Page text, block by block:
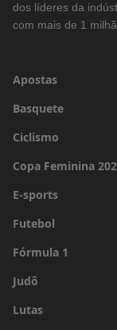
dos líderes da
com mais de 1
Apostas
Basquete
Ciclismo
Copa Feminina
E-sports
Futebol
Fórmula 1
Judô
Lutas